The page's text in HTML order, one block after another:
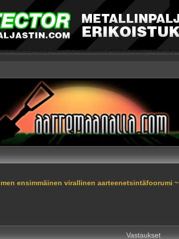
ensimmäinen virallinen aarteenetsintäfoorumi ~
Vastaukset